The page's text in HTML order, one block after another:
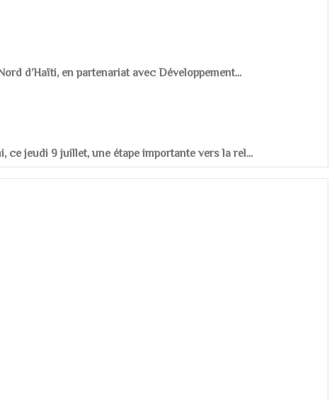
d’Haïti, en partenariat avec Développement...
ce jeudi 9 juillet, une étape importante vers la rel...